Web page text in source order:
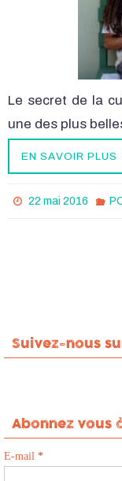
Le secret de la
une des plus
EN SAVOIR PLUS
22 mai 2016
Suivez-nous
Abonnez vous
E-mail *